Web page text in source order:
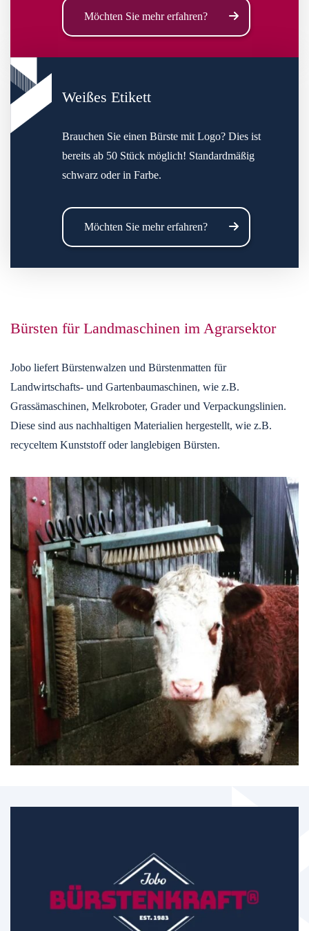
Möchten Sie mehr erfahren?
Weißes Etikett
Brauchen Sie einen Bürste mit Logo? Dies ist
bereits ab 50 Stück möglich! Standardmäßig
schwarz oder in Farbe.
Möchten Sie mehr erfahren?
Bürsten für Landmaschinen im Agrarsektor
Jobo liefert Bürstenwalzen und Bürstenmatten für
Landwirtschafts- und Gartenbaumaschinen, wie z.B.
Grassämaschinen, Melkroboter, Grader und Verpackungslinien.
Diese sind aus nachhaltigen Materialien hergestellt, wie z.B.
recyceltem Kunststoff oder langlebigen Bürsten.